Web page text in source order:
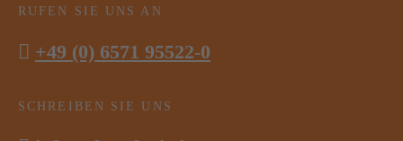
RUFEN SIE UNS AN
+49 (0) 6571 95522-0
SCHREIBEN SIE UNS